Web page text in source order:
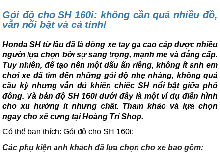
Gói độ cho SH 160i: không cần quá nhiều đồ,
vẫn nổi bật và cá tính!
Honda SH từ lâu đã là dòng xe tay ga cao cấp được nhiều
người lựa chọn bởi sự sang trọng, mạnh mẽ và đẳng cấp.
Tuy nhiên, để tạo nên một dấu ấn riêng, không ít anh em
chơi xe đã tìm đến những gói độ nhẹ nhàng, không quá
cầu kỳ nhưng vẫn đủ khiến chiếc SH nổi bật giữa phố
đông. Và bản độ SH 160i dưới đây là một ví dụ điển hình
cho xu hướng ít nhưng chất. Tham khảo và lựa chọn
ngay cho xế cưng tại Hoàng Trí Shop.
Có thể bạn thích: Gói độ cho SH 160i:
Các phụ kiện anh khách đã lựa chọn cho xe bao gồm: